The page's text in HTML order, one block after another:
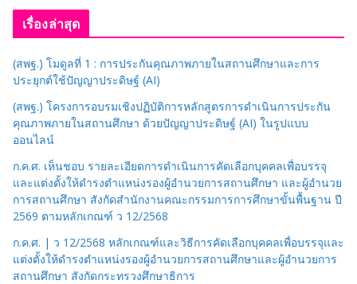
ว
มู่
เรื่องล่าสุด
(สพฐ.) โมดูลที่ 1 : การประกันคุณภาพภายในสถานศึกษาและการ
ประยุกต์ใช้ปัญญาประดิษฐ์ (AI)
(สพฐ.) โครงการอบรมเชิงปฏิบัติการหลักสูตรการดำเนินการประกัน
คุณภาพภายในสถานศึกษา ด้วยปัญญาประดิษฐ์ (AI) ในรูปแบบ
ออนไลน์
ก.ค.ศ. เห็นชอบ รายละเอียดการดำเนินการคัดเลือกบุคคลเพื่อบรรจุ
และแต่งตั้งให้ดำรงตำแหน่งรองผู้อำนวยการสถานศึกษา และผู้อำนวย
การสถานศึกษา สังกัดสำนักงานคณะกรรมการการศึกษาขั้นพื้นฐาน ปี
2569 ตามหลักเกณฑ์ ว 12/2568
ก.ค.ศ. | ว 12/2568 หลักเกณฑ์และวิธีการคัดเลือกบุคคลเพื่อบรรจุและ
แต่งตั้งให้ดำรงตำแหน่งรองผู้อำนวยการสถานศึกษาและผู้อำนวยการ
สถานศึกษา สังกัดกระทรวงศึกษาธิการ